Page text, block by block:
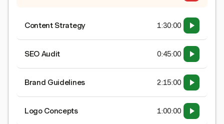
Content Strategy 1:30:00
SEO Audit 0:45:00
Brand Guidelines 2:15:00
Logo Concepts 1:00:00